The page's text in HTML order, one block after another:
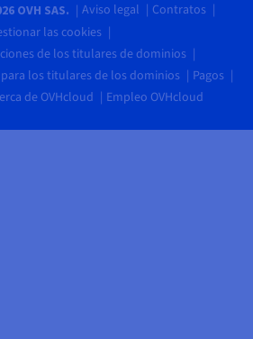
OVH SAS. Aviso legal
Contratos
las cookies
de los titulares de dominios
los titulares de los dominios
Pagos
de OVHcloud Empleo OVHcloud